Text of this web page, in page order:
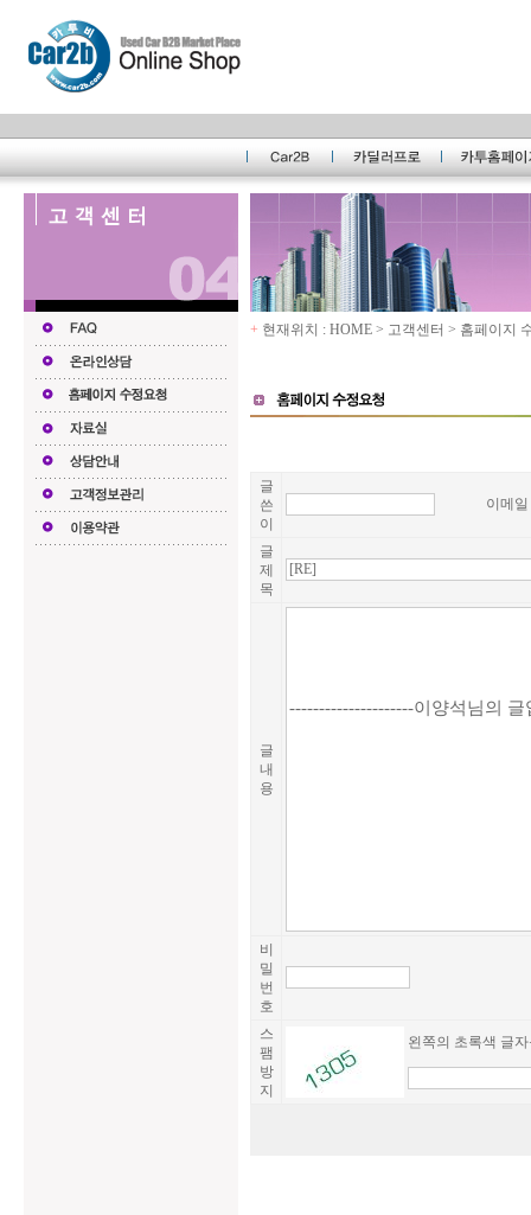
+ 현재위치 : HOME > 고객센터 > 홈페이지
글
쓴
이
이메일
글
제
목
글
내
용
비
밀
번
호
스
팸
방
지
왼쪽의 초록색 글